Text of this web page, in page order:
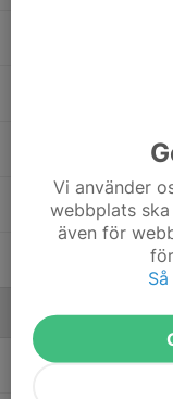
Lukas Stigson
Ted Garemark
Zion Tegnebo
Ledare
Emma
Vi använder
webbplats
även för